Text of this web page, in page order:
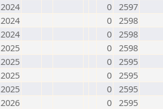
0 2597
0 2598
0 2598
0 2598
0 2595
0 2595
0 2595
0 2595